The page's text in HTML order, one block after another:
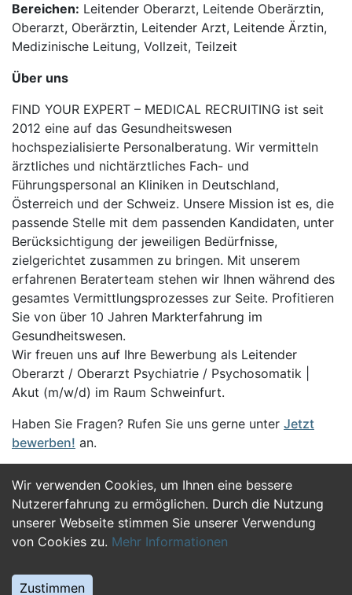
Wir verwenden Cookies, um Ihnen eine bessere
Nutzererfahrung zu ermöglichen. Durch die Nutzung
unserer Webseite stimmen Sie unserer Verwendung
von Cookies zu. Mehr Informationen
Zustimmen
Bereichen: Leitender Oberarzt, Leitende Oberärztin,
Oberarzt, Oberärztin, Leitender Arzt, Leitende Ärztin,
Medizinische Leitung, Vollzeit, Teilzeit
Über uns
FIND YOUR EXPERT – MEDICAL RECRUITING ist seit
2012 eine auf das Gesundheitswesen
hochspezialisierte Personalberatung. Wir vermitteln
ärztliches und nichtärztliches Fach- und
Führungspersonal an Kliniken in Deutschland,
Österreich und der Schweiz. Unsere Mission ist es, die
passende Stelle mit dem passenden Kandidaten, unter
Berücksichtigung der jeweiligen Bedürfnisse,
zielgerichtet zusammen zu bringen. Mit unserem
erfahrenen Beraterteam stehen wir Ihnen während des
gesamtes Vermittlungsprozesses zur Seite. Profitieren
Sie von über 10 Jahren Markterfahrung im
Gesundheitswesen.
Wir freuen uns auf Ihre Bewerbung als Leitender
Oberarzt / Oberarzt Psychiatrie / Psychosomatik |
Akut (m/w/d) im Raum Schweinfurt.
Haben Sie Fragen? Rufen Sie uns gerne unter Jetzt
bewerben! an.
Jetzt Bewerben